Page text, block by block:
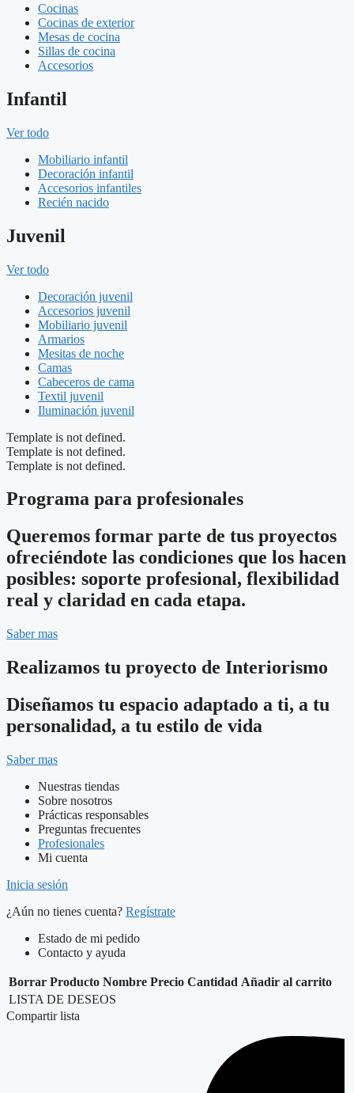
Cocinas
Cocinas de exterior
Mesas de cocina
Sillas de cocina
Accesorios
Infantil
Ver todo
Mobiliario infantil
Decoración infantil
Accesorios infantiles
Recién nacido
Juvenil
Ver todo
Decoración juvenil
Accesorios juvenil
Mobiliario juvenil
Armarios
Mesitas de noche
Camas
Cabeceros de cama
Textil juvenil
Iluminación juvenil
Template is not defined.
Template is not defined.
Template is not defined.
Programa para profesionales
Queremos formar parte de tus proyectos
ofreciéndote las condiciones que los hacen
posibles: soporte profesional, flexibilidad
real y claridad en cada etapa.
Saber mas
Realizamos tu proyecto de Interiorismo
Diseñamos tu espacio adaptado a ti, a tu
personalidad, a tu estilo de vida
Saber mas
Nuestras tiendas
Sobre nosotros
Prácticas responsables
Preguntas frecuentes
Profesionales
Mi cuenta
Inicia sesión
¿Aún no tienes cuenta? Regístrate
Estado de mi pedido
Contacto y ayuda
Borrar Producto Nombre Precio Cantidad Añadir al carrito
LISTA DE DESEOS
Compartir lista